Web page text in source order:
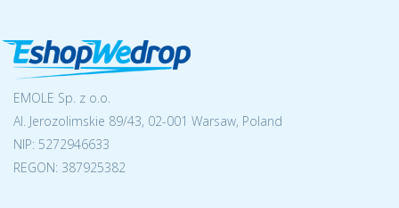
EMOLE Sp. z o.o.
Al. Jerozolimskie 89/43, 02-001 Warsaw, Poland
NIP: 5272946633
REGON: 387925382